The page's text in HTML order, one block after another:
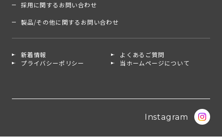
採用に関するお問い合わせ
製品/その他に関するお問い合わせ
新着情報
よくあるご質問
プライバシーポリシー
当ホームページについて
Instagram